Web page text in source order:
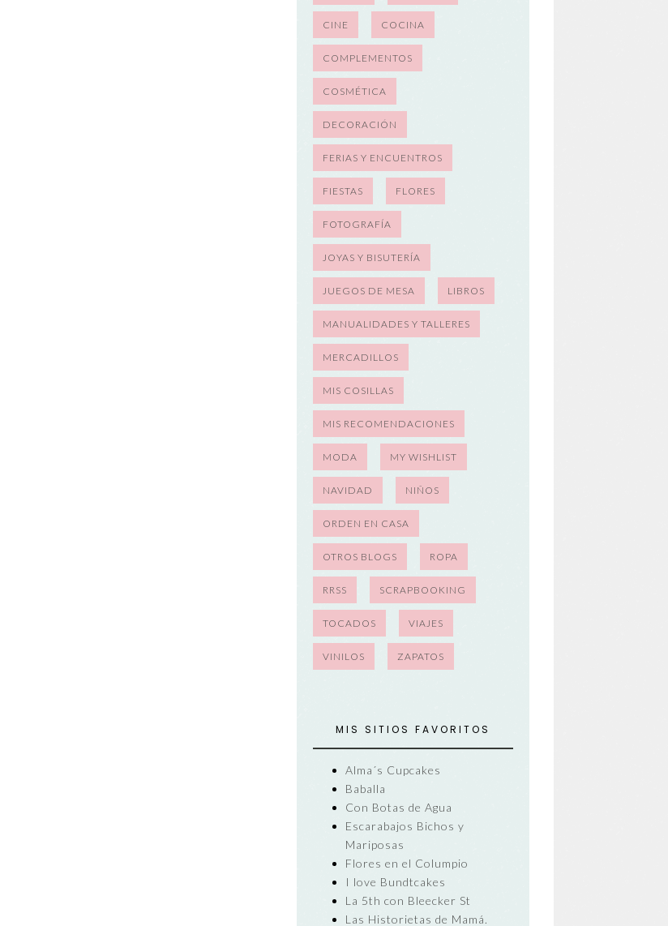
CINE COCINA
COMPLEMENTOS
COSMÉTICA
DECORACIÓN
FERIAS Y ENCUENTROS
FIESTAS FLORES
FOTOGRAFÍA
JOYAS Y BISUTERÍA
JUEGOS DE MESA LIBROS
MANUALIDADES Y TALLERES
MERCADILLOS
MIS COSILLAS
MIS RECOMENDACIONES
MODA MY WISHLIST
NAVIDAD NIÑOS
ORDEN EN CASA
OTROS BLOGS ROPA
RRSS SCRAPBOOKING
TOCADOS VIAJES
VINILOS ZAPATOS
MIS SITIOS FAVORITOS
Alma´s Cupcakes
Baballa
Con Botas de Agua
Escarabajos Bichos y
Mariposas
Flores en el Columpio
I love Bundtcakes
La 5th con Bleecker St
Las Historietas de Mamá.